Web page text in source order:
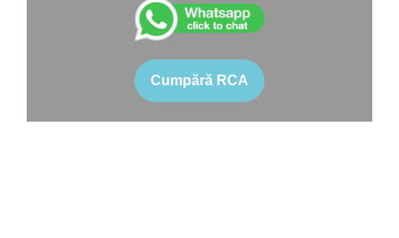
Cumpără RCA